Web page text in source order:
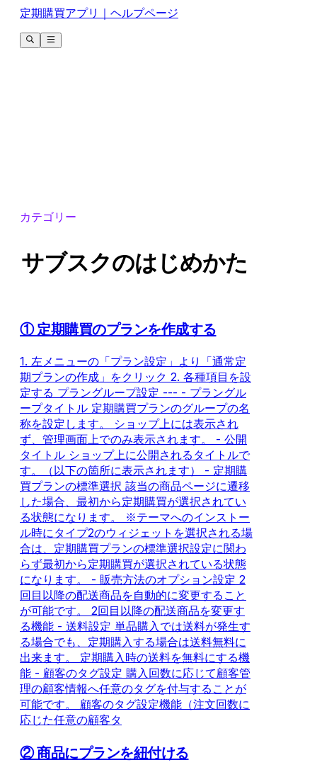
定期購買アプリ｜ヘルプページ
カテゴリー
サブスクのはじめかた
① 定期購買のプランを作成する
1. 左メニューの「プラン設定」より「通常定
期プランの作成」をクリック 2. 各種項目を設
定する プラングループ設定 --- - プラングル
ープタイトル 定期購買プランのグループの名
称を設定します。 ショップ上には表示され
ず、管理画面上でのみ表示されます。 - 公開
タイトル ショップ上に公開されるタイトルで
す。（以下の箇所に表示されます） - 定期購
買プランの標準選択 該当の商品ページに遷移
した場合、最初から定期購買が選択されてい
る状態になります。 ※テーマへのインストー
ル時にタイプ2のウィジェットを選択される場
合は、定期購買プランの標準選択設定に関わ
らず最初から定期購買が選択されている状態
になります。 - 販売方法のオプション設定 2
回目以降の配送商品を自動的に変更すること
が可能です。 2回目以降の配送商品を変更す
る機能 - 送料設定 単品購入では送料が発生す
る場合でも、定期購入する場合は送料無料に
出来ます。 定期購入時の送料を無料にする機
能 - 顧客のタグ設定 購入回数に応じて顧客管
理の顧客情報へ任意のタグを付与することが
可能です。 顧客のタグ設定機能（注文回数に
応じた任意の顧客タ
② 商品にプランを紐付ける